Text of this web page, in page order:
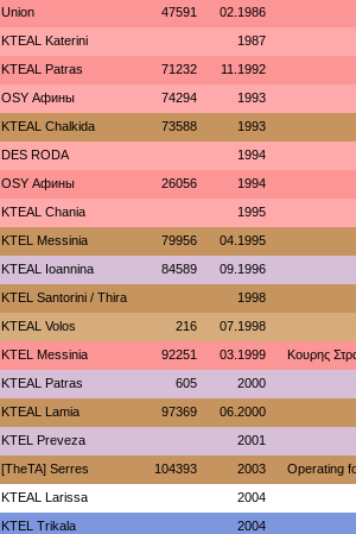
Union 47591 02.1986
KTEAL Katerini 1987
KTEAL Patras 71232 11.1992
OSY Афины 74294 1993
KTEAL Chalkida 73588 1993
DES RODA 1994
OSY Афины 26056 1994
KTEAL Chania 1995
KTEL Messinia 79956 04.1995
KTEAL Ioannina 84589 09.1996
KTEL Santorini / Thira 1998
KTEAL Volos 216 07.1998
KTEL Messinia 92251 03.1999 Κουρης
KTEAL Patras 605 2000
KTEAL Lamia 97369 06.2000
KTEL Preveza 2001
[TheTA] Serres 104393 2003 Operating
KTEAL Larissa 2004
ΚΤΕL Τrikala 2004